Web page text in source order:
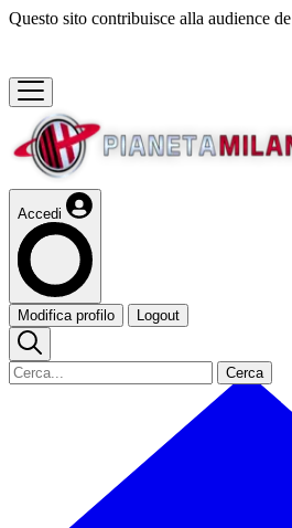
Questo sito contribuisce alla audience de
Accedi
Modifica profilo Logout
Cerca